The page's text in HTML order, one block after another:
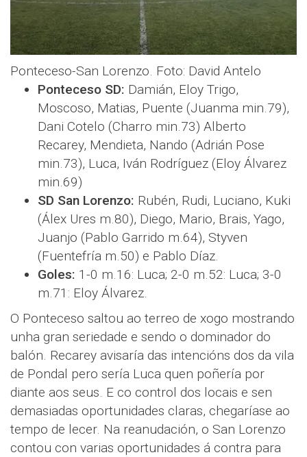
Ponteceso-San Lorenzo. Foto: David Antelo
Ponteceso SD: Damián, Eloy Trigo,
Moscoso, Matias, Puente (Juanma min.79),
Dani Cotelo (Charro min.73) Alberto
Recarey, Mendieta, Nando (Adrián Pose
min.73), Luca, Iván Rodríguez (Eloy Álvarez
min.69)
SD San Lorenzo: Rubén, Rudi, Luciano, Kuki
(Álex Ures m.80), Diego, Mario, Brais, Yago,
Juanjo (Pablo Garrido m.64), Styven
(Fuentefría m.50) e Pablo Díaz.
Goles: 1-0 m.16: Luca; 2-0 m.52: Luca; 3-0
m.71: Eloy Álvarez.
O Ponteceso saltou ao terreo de xogo mostrando
unha gran seriedade e sendo o dominador do
balón. Recarey avisaría das intencións dos da vila
de Pondal pero sería Luca quen poñería por
diante aos seus. E co control dos locais e sen
demasiadas oportunidades claras, chegaríase ao
tempo de lecer. Na reanudación, o San Lorenzo
contou con varias oportunidades á contra para